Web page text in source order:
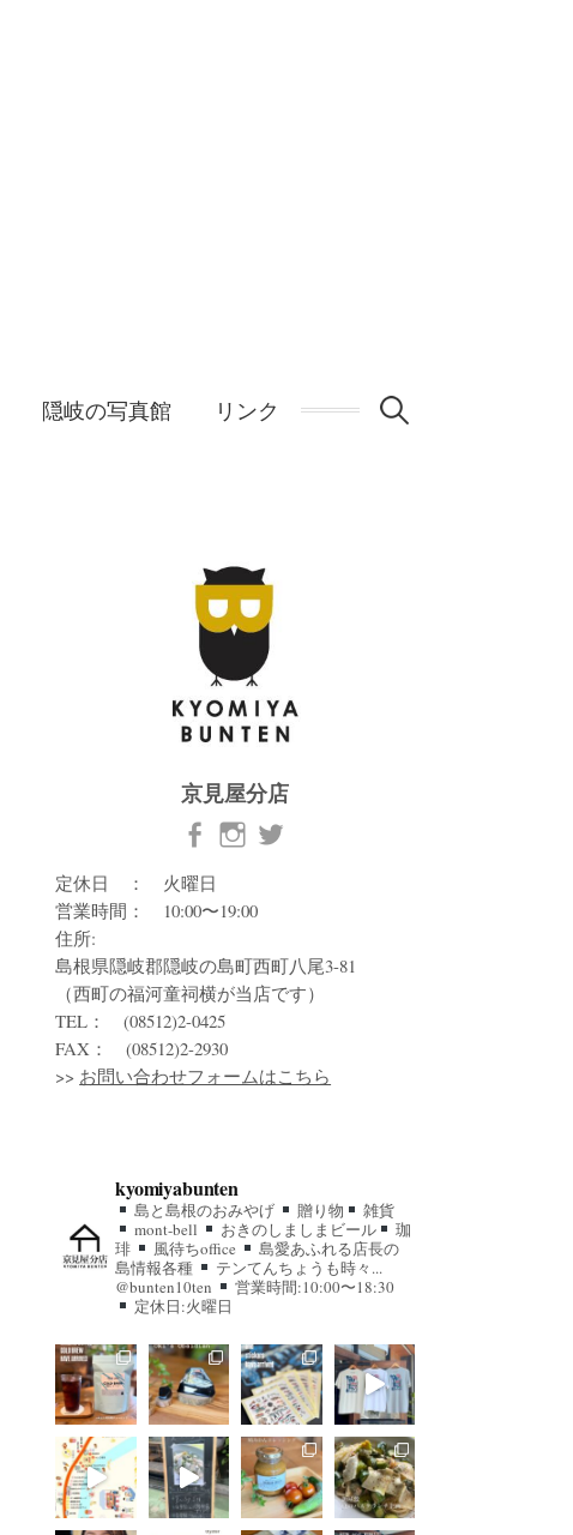
隠岐の写真館 リンク 検
京見屋分店
定休日 ： 火曜日
営業時間： 10:00〜19:00
住所:
島根県隠岐郡隠岐の島町西町八尾3-81
（西町の福河童祠横が当店です）
TEL： (08512)2-0425
FAX： (08512)2-2930
>> お問い合わせフォームはこちら
kyomiyabunten
島と島根のおみやげ 贈り物
雑貨
mont-bell
おきのしましまビール
珈
琲
風待ちoffice
島愛あふれる店長の
島情報各種
テンてんちょうも時々...
@bunten10ten
営業時間:10:00〜18:30
定休日:火曜日